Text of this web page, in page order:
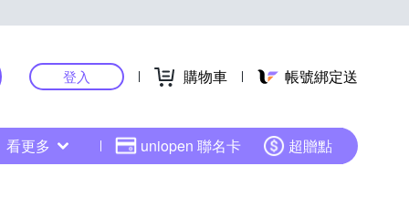
登入 購物車 帳號綁定送
看更多 uniopen 聯名卡 超贈點